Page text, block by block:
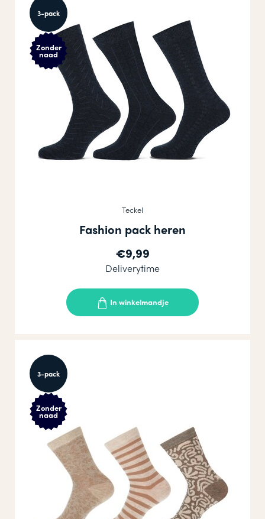
3-pack
Zonder
naad
Teckel
Fashion pack heren
€9,99
Deliverytime
In winkelmandje
3-pack
Zonder
naad